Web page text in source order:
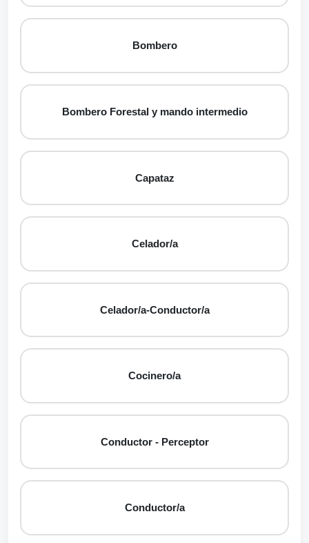
Bombero
Bombero Forestal y mando intermedio
Capataz
Celador/a
Celador/a-Conductor/a
Cocinero/a
Conductor - Perceptor
Conductor/a